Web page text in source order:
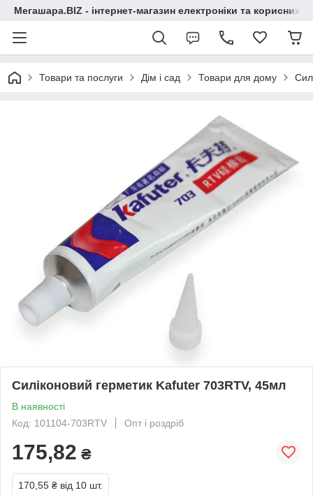
Мегашара.BIZ - інтернет-магазин електроніки та корисних
Товари та послуги Дім і сад Товари для дому
Силіконовий герметик Kafuter 703RTV, 45мл
В наявності
Код: 101104-703RTV
Опт і роздріб
175,82 ₴
170,55 ₴ від 10 шт.